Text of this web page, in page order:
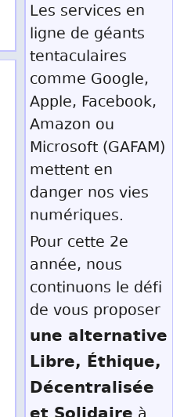
Les services en
ligne de géants
tentaculaires
comme Google,
Apple, Facebook,
Amazon ou
Microsoft (GAFAM)
mettent en
danger nos vies
numériques.
Pour cette 2e
année, nous
continuons le défi
de vous proposer
une alternative
Libre, Éthique,
Décentralisée